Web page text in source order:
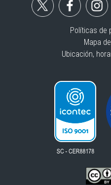
Políticas de
Mapa
Ubicación,